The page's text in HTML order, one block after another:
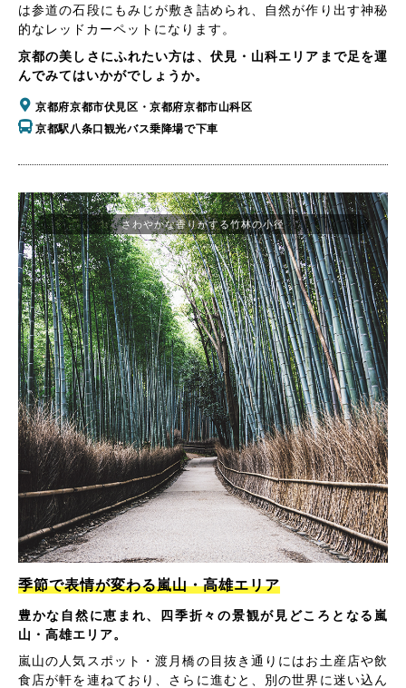
は参道の石段にもみじが敷き詰められ、自然が作り出す神秘
的なレッドカーペットになります。
京都の美しさにふれたい方は、伏見・山科エリアまで足を運
んでみてはいかがでしょうか。
京都府京都市伏見区・京都府京都市山科区
京都駅八条口観光バス乗降場で下車
さわやかな香りがする竹林の小径
季節で表情が変わる嵐山・高雄エリア
豊かな自然に恵まれ、四季折々の景観が見どころとなる嵐
山・高雄エリア。
嵐山の人気スポット・渡月橋の目抜き通りにはお土産店や飲
食店が軒を連ねており、さらに進むと、別の世界に迷い込ん